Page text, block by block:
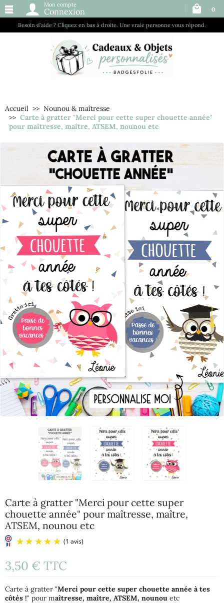
Besoin d’aide ? Cliquez en bas à droite. Une vraie personne vous répond.
Mon compte
Connexion 0
Accueil
Nounou & maîtresse
Carte à gratter "Merci pour cette super chouette année"
pour maîtresse, maître, ATSEM, nounou etc
Carte à gratter "Merci pour cette super
chouette année" pour maîtresse, maître,
ATSEM, nounou etc
3,50 € TTC
Carte à gratter "Merci pour cette super chouette année à tes
côtés !" pour maîtresse, maître, ATSEM, nounou etc